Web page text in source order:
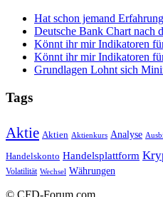
Hat schon jemand
Deutsche Bank Chart nach
Könnt ihr mir Indikatoren
Könnt ihr mir Indikatoren
Grundlagen Lohnt sich
Tags
Aktie Aktien Aktienkurs Analyse
Handelskonto Handelsplattform
Volatilität Wechsel Währungen
© CFD-Forum.com